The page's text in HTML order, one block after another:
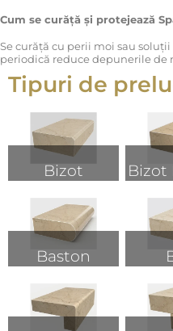
Cum se curăță și protejează
Se curăță cu perii moi sau
periodică reduce depunerile
Tipuri de
Bizot Bizot
Baston